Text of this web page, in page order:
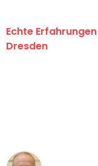
Echte
Dresden